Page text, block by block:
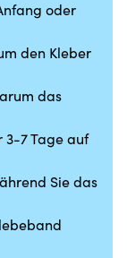
oder
den Kleber
das
3-7 Tage auf
Sie das